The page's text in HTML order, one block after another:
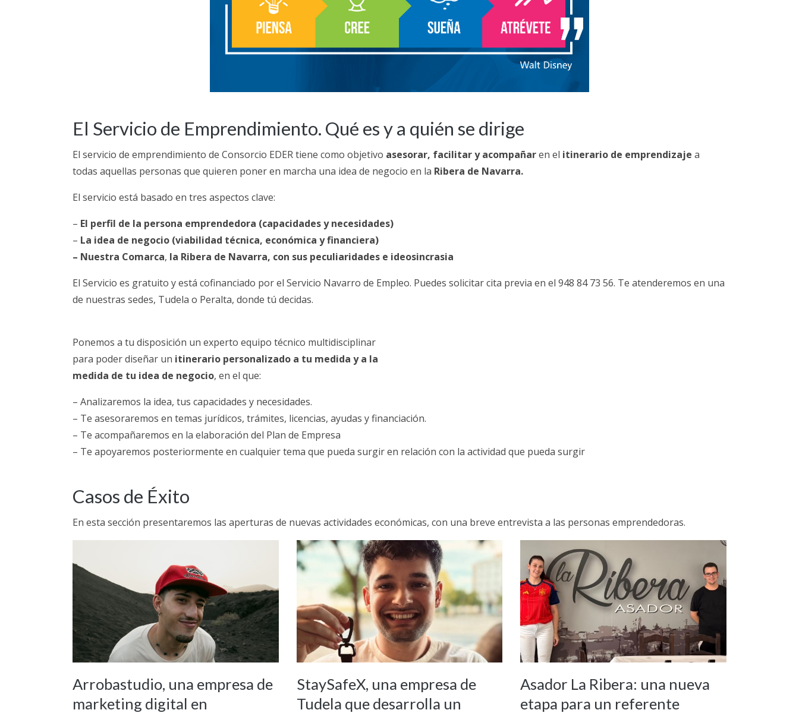
El Servicio de Emprendimiento. Qué es y a quién se dirige
El servicio de emprendimiento de Consorcio EDER tiene como objetivo asesorar, facilitar y acompañaren el itinerario de emprendizaje a
todas aquellas personas que quieren poner en marcha una idea de negocio en la Ribera de Navarra.
El servicio está basado en tres aspectos clave:
– El perfil de la persona emprendedora (capacidades y necesidades)
– La idea de negocio (viabilidad técnica, económica y financiera)
– Nuestra Comarca, la Ribera de Navarra, con sus peculiaridades e ideosincrasia
El Servicio es gratuito y está cofinanciado por el Servicio Navarro de Empleo. Puedes solicitar cita previa en el 948 84 73 56. Te atenderemos en una
de nuestras sedes, Tudela o Peralta, donde tú decidas.
Ponemos a tu disposición un experto equipo técnico multidisciplinar
para poder diseñar un itinerario personalizado a tu medida y a la
medida de tu idea de negocio, en el que:
– Analizaremos la idea, tus capacidades y necesidades.
– Te asesoraremos en temas jurídicos, trámites, licencias, ayudas y financiación.
– Te acompañaremos en la elaboración del Plan de Empresa
– Te apoyaremos posteriormente en cualquier tema que pueda surgir en relación con la actividad que pueda surgir
Casos de Éxito
En esta sección presentaremos las aperturas de nuevas actividades económicas, con una breve entrevista a las personas emprendedoras.
Arrobastudio, una empresa de
marketing digital en
StaySafeX, una empresa de
Tudela que desarrolla un
Asador La Ribera: una nueva
etapa para un referente